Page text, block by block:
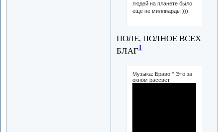
людей на планете было
еще не миллиарды ))).
ПОЛЕ, ПОЛНОЕ ВСЕХ
БЛАГ1
Музыка::Браво ^ Это за
окном рассвет